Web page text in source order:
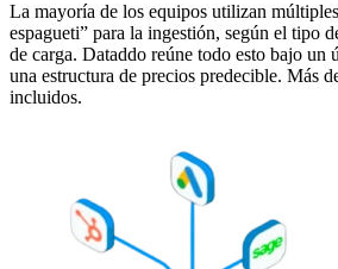
La mayoría de los equipos utilizan
espagueti” para la ingestión, según el tipo
de carga. Dataddo reúne todo esto bajo un
una estructura de precios predecible. Más
incluidos.